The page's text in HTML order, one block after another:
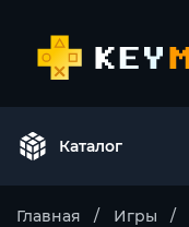
Каталог
Главная Игры